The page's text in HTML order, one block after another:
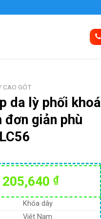
CAO GÓT
da lỳ phối khoá
đơn giản phù
Giá
gốc
205,640₫Giá
hiện
Khóa dây
Việt Nam